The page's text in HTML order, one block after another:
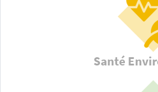
Santé